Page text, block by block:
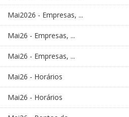
Mai2026 - Empresas, ...
Mai26 - Empresas, ...
Mai26 - Empresas, ...
Mai26 - Horários
Mai26 - Horários